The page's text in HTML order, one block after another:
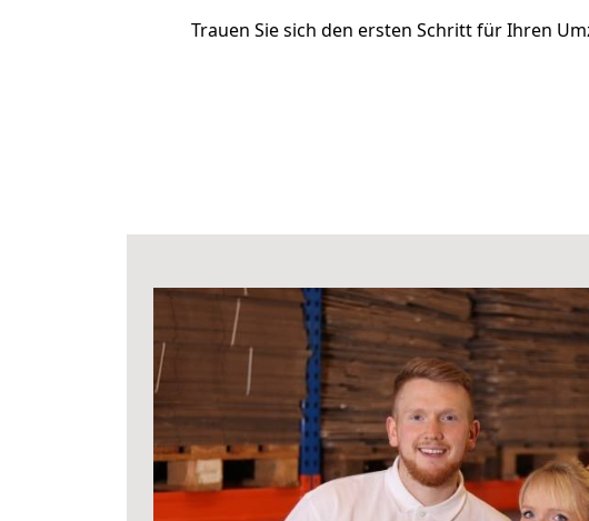
Trauen Sie sich den ersten Schritt für Ihren